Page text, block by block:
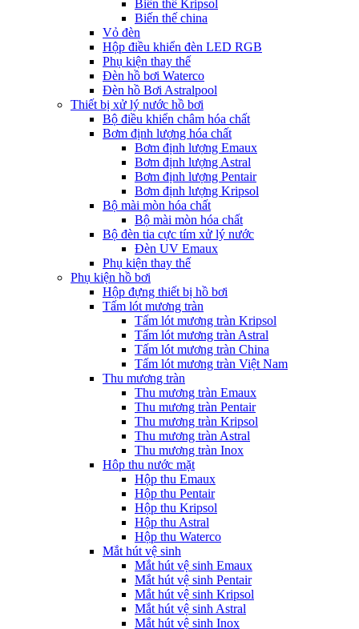
Biến thế Kripsol
Biến thế china
Vỏ đèn
Hộp điều khiển đèn LED RGB
Phụ kiện thay thế
Đèn hồ bơi Waterco
Đèn hồ Bơi Astralpool
Thiết bị xử lý nước hồ bơi
Bộ điều khiển châm hóa chất
Bơm định lượng hóa chất
Bơm định lượng Emaux
Bơm định lượng Astral
Bơm định lượng Pentair
Bơm định lượng Kripsol
Bộ mài mòn hóa chất
Bộ mài mòn hóa chất
Bộ đèn tia cực tím xử lý nước
Đèn UV Emaux
Phụ kiện thay thế
Phụ kiện hồ bơi
Hộp đựng thiết bị hồ bơi
Tấm lót mương tràn
Tấm lót mương tràn Kripsol
Tấm lót mương tràn Astral
Tấm lót mương tràn China
Tấm lót mương tràn Việt Nam
Thu mương tràn
Thu mương tràn Emaux
Thu mương tràn Pentair
Thu mương tràn Kripsol
Thu mương tràn Astral
Thu mương tràn Inox
Hôp thu nước mặt
Hộp thu Emaux
Hộp thu Pentair
Hộp thu Kripsol
Hộp thu Astral
Hộp thu Waterco
Mắt hút vệ sinh
Mắt hút vệ sinh Emaux
Mắt hút vệ sinh Pentair
Mắt hút vệ sinh Kripsol
Mắt hút vệ sinh Astral
Mắt hút vệ sinh Inox